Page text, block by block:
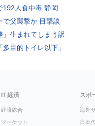
192人食中毒 静岡
で父襲撃か 目撃談
」生まれてしまう訳
目的トイレ以下」
IT 経済
経済総合
マーケット
スポ
海外
日本